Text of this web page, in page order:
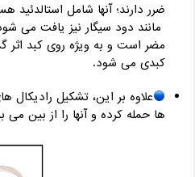
ضرر دارند؛ آنها شامل استالدئید
مانند دود سیگار نیز یافت می
مضر است و به ویژه روی کبد اثر
کبدی می شود.
علاوه بر این، تشکیل رادیکال
ها حمله کرده و آنها را از بین می